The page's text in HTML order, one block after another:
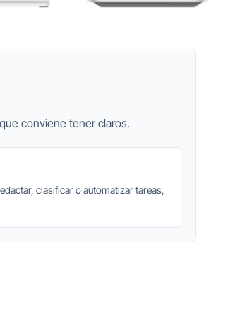
conviene tener claros.
clasificar o automatizar tareas,